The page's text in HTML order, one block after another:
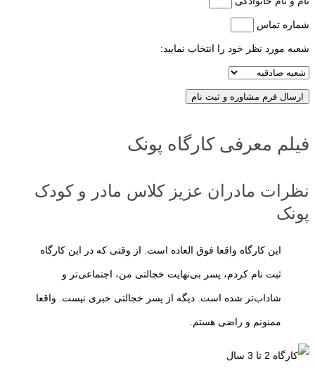
شماره تماس
شعبه مورد نظر خود را انتخاب نمایید:
ارسال فرم مشاوره و ثبت نام
فیلم معرفی کارگاه پونک
نظرات مادران عزیز کلاس مادر و کودک
پونک
این کارگاه واقعا فوق العاده است. از وقتی که در این کارگاه
ثبت نام کردم، پسر بی‌نهایت خجالتی من، اجتماعی‌تر و
شاداب‌تر شده است. دیگه از پسر خجالتی خبری نیست. واقعا
ممنونم و راضی هستم.